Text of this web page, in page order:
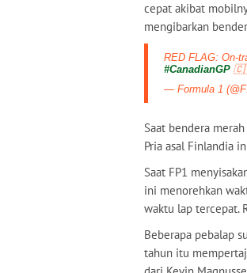
cepat akibat
mengibarkan
RED FLAG: On-
#CanadianGP
— Formula 1
Saat bendera
Pria asal Finlandia
Saat FP1
ini menorehkan
waktu lap tercepat.
Beberapa pebalap
tahun itu